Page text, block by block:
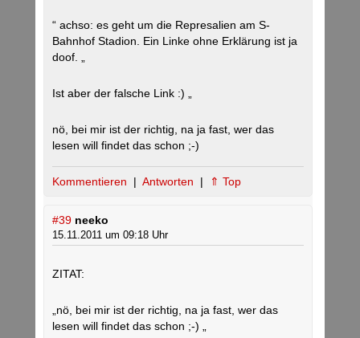
“ achso: es geht um die Represalien am S-
Bahnhof Stadion. Ein Linke ohne Erklärung ist ja
doof. „
Ist aber der falsche Link :) „
nö, bei mir ist der richtig, na ja fast, wer das
lesen will findet das schon ;-)
Kommentieren | Antworten | ⇑ Top
#39 neeko
15.11.2011 um 09:18 Uhr
ZITAT:
„nö, bei mir ist der richtig, na ja fast, wer das
lesen will findet das schon ;-) „